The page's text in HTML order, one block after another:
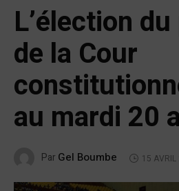
L’élection
de la Cour
au mardi 20
Par Gel Boumbe 15 AVRIL